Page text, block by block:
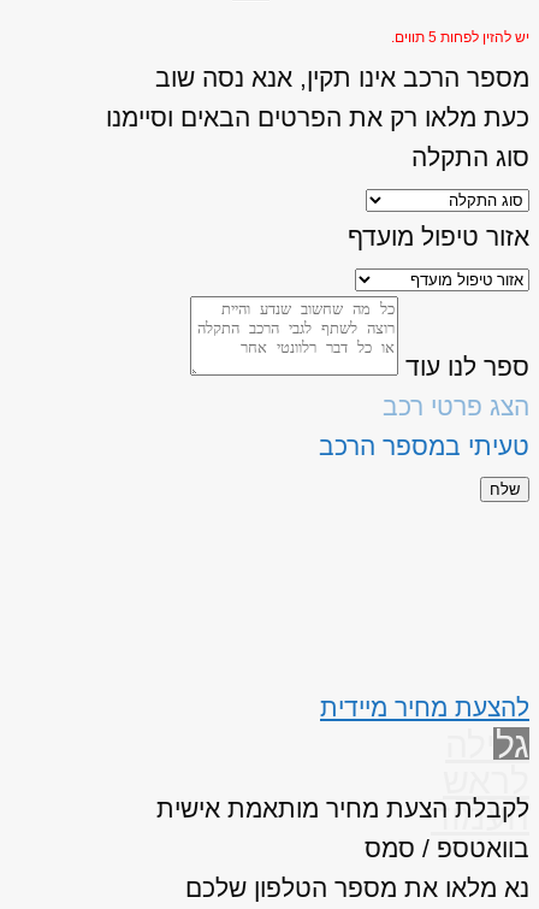
יש להזין לפחות 5 תווים.
מספר הרכב אינו תקין, אנא נסה שוב
כעת מלאו רק את הפרטים הבאים וסיימנו
סוג התקלה
אזור טיפול מועדף
ספר לנו עוד
הצג פרטי רכב
טעיתי במספר הרכב
שלח
להצעת מחיר מיידית
גלילה
העמוד
לקבלת הצעת מחיר מותאמת אישית
בוואטספ / סמס
נא מלאו את מספר הטלפון שלכם